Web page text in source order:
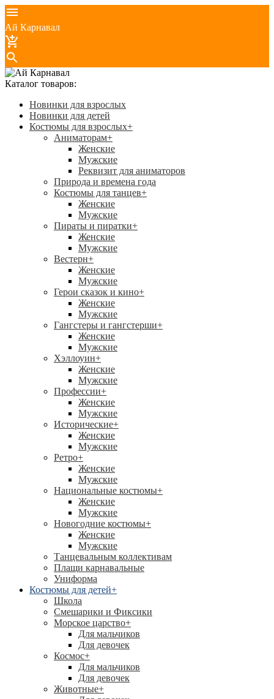
Ай Карнавал
Каталог товаров:
Новинки для взрослых
Новинки для детей
Костюмы для взрослых+
Аниматорам+
Женские
Мужские
Реквизит для аниматоров
Природа и времена года
Костюмы для танцев+
Женские
Мужские
Пираты и пиратки+
Женские
Мужские
Вестерн+
Женские
Мужские
Герои сказок и кино+
Женские
Мужские
Гангстеры и гангстерши+
Женские
Мужские
Хэллоуин+
Женские
Мужские
Профессии+
Женские
Мужские
Исторические+
Женские
Мужские
Ретро+
Женские
Мужские
Национальные костюмы+
Женские
Мужские
Новогодние костюмы+
Женские
Мужские
Танцевальным коллективам
Плащи карнавальные
Униформа
Костюмы для детей+
Школа
Смешарики и Фиксики
Морское царство+
Для мальчиков
Для девочек
Космос+
Для мальчиков
Для девочек
Животные+